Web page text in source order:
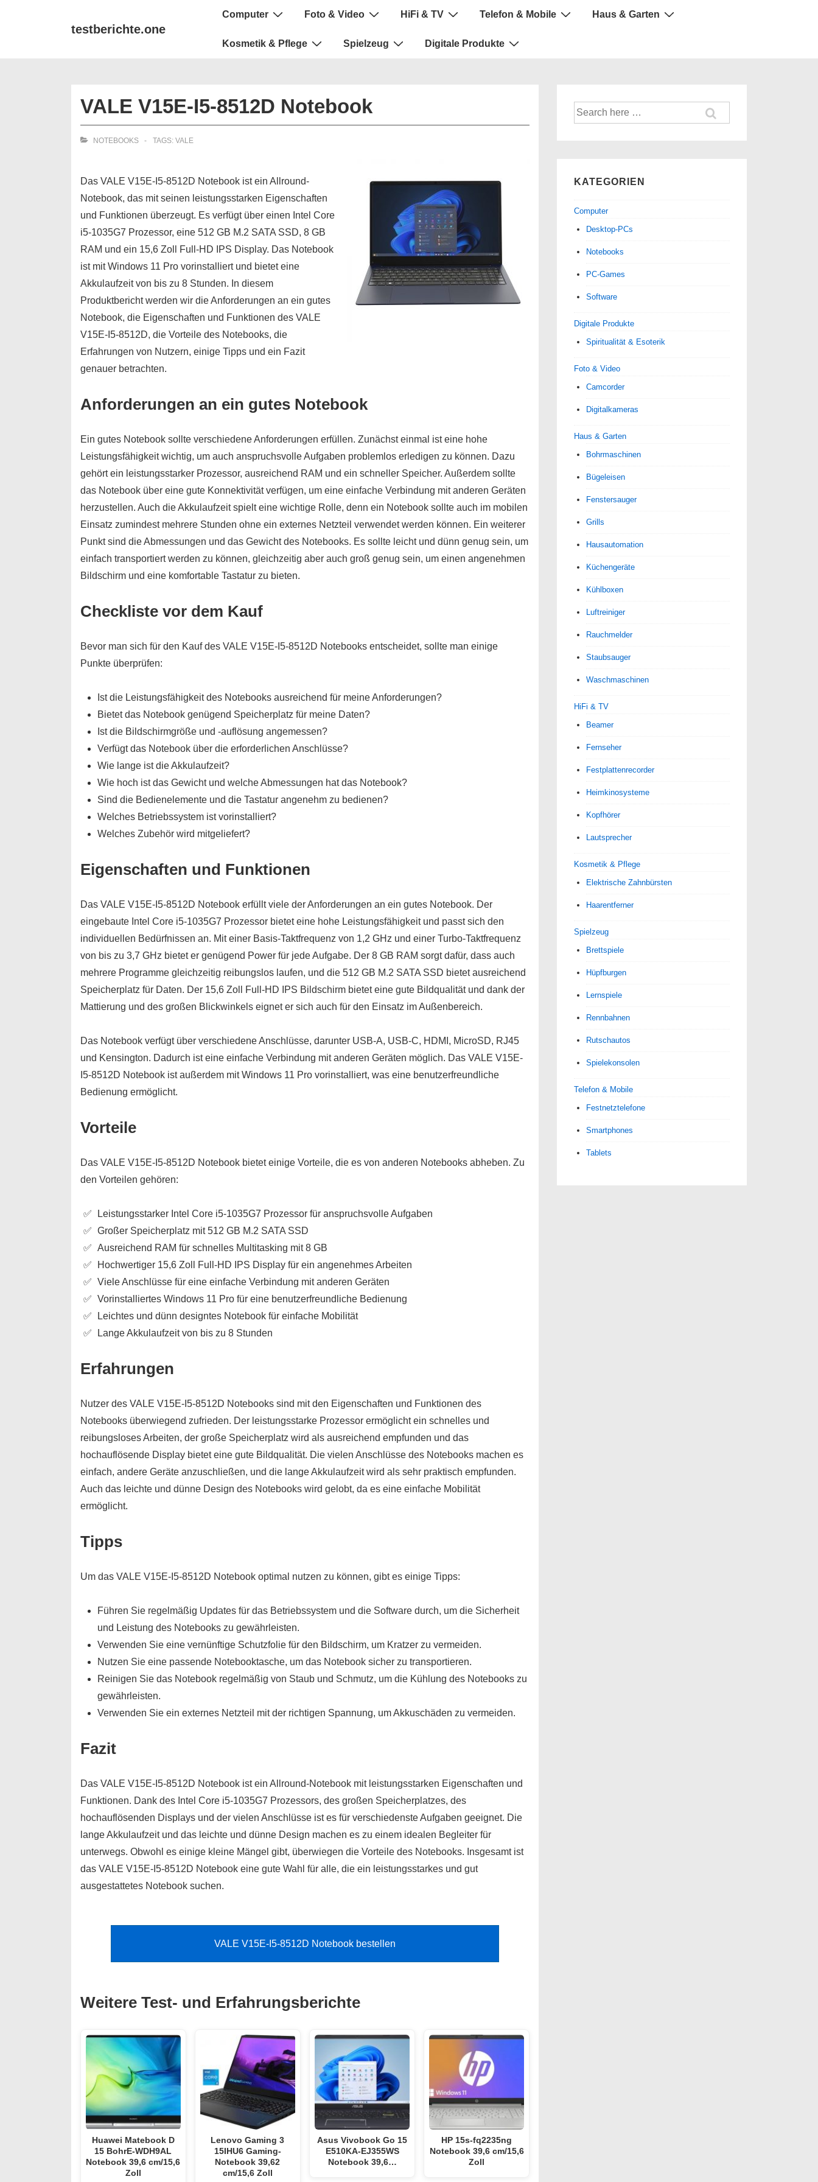
testberichte.one
Main
Computer Foto & Video HiFi & TV Telefon & Mobile Haus & Garten
Kosmetik & Pflege Spielzeug Digitale Produkte
VALE V15E-I5-8512D Notebook
NOTEBOOKS TAGS: VALE
Das VALE V15E-I5-8512D Notebook ist ein Allround-
Notebook, das mit seinen leistungsstarken Eigenschaften
und Funktionen überzeugt. Es verfügt über einen Intel Core
i5-1035G7 Prozessor, eine 512 GB M.2 SATA SSD, 8 GB
RAM und ein 15,6 Zoll Full-HD IPS Display. Das Notebook
ist mit Windows 11 Pro vorinstalliert und bietet eine
Akkulaufzeit von bis zu 8 Stunden. In diesem
Produktbericht werden wir die Anforderungen an ein gutes
Notebook, die Eigenschaften und Funktionen des VALE
V15E-I5-8512D, die Vorteile des Notebooks, die
Erfahrungen von Nutzern, einige Tipps und ein Fazit
genauer betrachten.
Anforderungen an ein gutes Notebook
Ein gutes Notebook sollte verschiedene Anforderungen erfüllen. Zunächst einmal ist eine hohe
Leistungsfähigkeit wichtig, um auch anspruchsvolle Aufgaben problemlos erledigen zu können. Dazu
gehört ein leistungsstarker Prozessor, ausreichend RAM und ein schneller Speicher. Außerdem sollte
das Notebook über eine gute Konnektivität verfügen, um eine einfache Verbindung mit anderen Geräten
herzustellen. Auch die Akkulaufzeit spielt eine wichtige Rolle, denn ein Notebook sollte auch im mobilen
Einsatz zumindest mehrere Stunden ohne ein externes Netzteil verwendet werden können. Ein weiterer
Punkt sind die Abmessungen und das Gewicht des Notebooks. Es sollte leicht und dünn genug sein, um
einfach transportiert werden zu können, gleichzeitig aber auch groß genug sein, um einen angenehmen
Bildschirm und eine komfortable Tastatur zu bieten.
Checkliste vor dem Kauf
Bevor man sich für den Kauf des VALE V15E-I5-8512D Notebooks entscheidet, sollte man einige
Punkte überprüfen:
Ist die Leistungsfähigkeit des Notebooks ausreichend für meine Anforderungen?
Bietet das Notebook genügend Speicherplatz für meine Daten?
Ist die Bildschirmgröße und -auflösung angemessen?
Verfügt das Notebook über die erforderlichen Anschlüsse?
Wie lange ist die Akkulaufzeit?
Wie hoch ist das Gewicht und welche Abmessungen hat das Notebook?
Sind die Bedienelemente und die Tastatur angenehm zu bedienen?
Welches Betriebssystem ist vorinstalliert?
Welches Zubehör wird mitgeliefert?
Eigenschaften und Funktionen
Das VALE V15E-I5-8512D Notebook erfüllt viele der Anforderungen an ein gutes Notebook. Der
eingebaute Intel Core i5-1035G7 Prozessor bietet eine hohe Leistungsfähigkeit und passt sich den
individuellen Bedürfnissen an. Mit einer Basis-Taktfrequenz von 1,2 GHz und einer Turbo-Taktfrequenz
von bis zu 3,7 GHz bietet er genügend Power für jede Aufgabe. Der 8 GB RAM sorgt dafür, dass auch
mehrere Programme gleichzeitig reibungslos laufen, und die 512 GB M.2 SATA SSD bietet ausreichend
Speicherplatz für Daten. Der 15,6 Zoll Full-HD IPS Bildschirm bietet eine gute Bildqualität und dank der
Mattierung und des großen Blickwinkels eignet er sich auch für den Einsatz im Außenbereich.
Das Notebook verfügt über verschiedene Anschlüsse, darunter USB-A, USB-C, HDMI, MicroSD, RJ45
und Kensington. Dadurch ist eine einfache Verbindung mit anderen Geräten möglich. Das VALE V15E-
I5-8512D Notebook ist außerdem mit Windows 11 Pro vorinstalliert, was eine benutzerfreundliche
Bedienung ermöglicht.
Vorteile
Das VALE V15E-I5-8512D Notebook bietet einige Vorteile, die es von anderen Notebooks abheben. Zu
den Vorteilen gehören:
Leistungsstarker Intel Core i5-1035G7 Prozessor für anspruchsvolle Aufgaben
Großer Speicherplatz mit 512 GB M.2 SATA SSD
Ausreichend RAM für schnelles Multitasking mit 8 GB
Hochwertiger 15,6 Zoll Full-HD IPS Display für ein angenehmes Arbeiten
Viele Anschlüsse für eine einfache Verbindung mit anderen Geräten
Vorinstalliertes Windows 11 Pro für eine benutzerfreundliche Bedienung
Leichtes und dünn designtes Notebook für einfache Mobilität
Lange Akkulaufzeit von bis zu 8 Stunden
Erfahrungen
Nutzer des VALE V15E-I5-8512D Notebooks sind mit den Eigenschaften und Funktionen des
Notebooks überwiegend zufrieden. Der leistungsstarke Prozessor ermöglicht ein schnelles und
reibungsloses Arbeiten, der große Speicherplatz wird als ausreichend empfunden und das
hochauflösende Display bietet eine gute Bildqualität. Die vielen Anschlüsse des Notebooks machen es
einfach, andere Geräte anzuschließen, und die lange Akkulaufzeit wird als sehr praktisch empfunden.
Auch das leichte und dünne Design des Notebooks wird gelobt, da es eine einfache Mobilität
ermöglicht.
Tipps
Um das VALE V15E-I5-8512D Notebook optimal nutzen zu können, gibt es einige Tipps:
Führen Sie regelmäßig Updates für das Betriebssystem und die Software durch, um die Sicherheit
und Leistung des Notebooks zu gewährleisten.
Verwenden Sie eine vernünftige Schutzfolie für den Bildschirm, um Kratzer zu vermeiden.
Nutzen Sie eine passende Notebooktasche, um das Notebook sicher zu transportieren.
Reinigen Sie das Notebook regelmäßig von Staub und Schmutz, um die Kühlung des Notebooks zu
gewährleisten.
Verwenden Sie ein externes Netzteil mit der richtigen Spannung, um Akkuschäden zu vermeiden.
Fazit
Das VALE V15E-I5-8512D Notebook ist ein Allround-Notebook mit leistungsstarken Eigenschaften und
Funktionen. Dank des Intel Core i5-1035G7 Prozessors, des großen Speicherplatzes, des
hochauflösenden Displays und der vielen Anschlüsse ist es für verschiedenste Aufgaben geeignet. Die
lange Akkulaufzeit und das leichte und dünne Design machen es zu einem idealen Begleiter für
unterwegs. Obwohl es einige kleine Mängel gibt, überwiegen die Vorteile des Notebooks. Insgesamt ist
das VALE V15E-I5-8512D Notebook eine gute Wahl für alle, die ein leistungsstarkes und gut
ausgestattetes Notebook suchen.
VALE V15E-I5-8512D Notebook bestellen
Weitere Test- und Erfahrungsberichte
Huawei Matebook D
15 BohrE-WDH9AL
Notebook 39,6 cm/15,6
Zoll
Lenovo Gaming 3
15IHU6 Gaming-
Notebook 39,62
cm/15,6 Zoll
Asus Vivobook Go 15
E510KA-EJ355WS
Notebook 39,6…
HP 15s-fq2235ng
Notebook 39,6 cm/15,6
Zoll
Suche
nach:
KATEGORIEN
Computer
Desktop-PCs
Notebooks
PC-Games
Software
Digitale Produkte
Spiri­tua­lität & Esoterik
Foto & Video
Camcorder
Digitalkameras
Haus & Garten
Bohrmaschinen
Bügeleisen
Fenstersauger
Grills
Hausautomation
Küchengeräte
Kühlboxen
Luftreiniger
Rauchmelder
Staubsauger
Waschmaschinen
HiFi & TV
Beamer
Fernseher
Festplattenrecorder
Heimkinosysteme
Kopfhörer
Lautsprecher
Kosmetik & Pflege
Elektrische Zahnbürsten
Haarentferner
Spielzeug
Brettspiele
Hüpfburgen
Lernspiele
Rennbahnen
Rutschautos
Spielekonsolen
Telefon & Mobile
Festnetztelefone
Smartphones
Tablets